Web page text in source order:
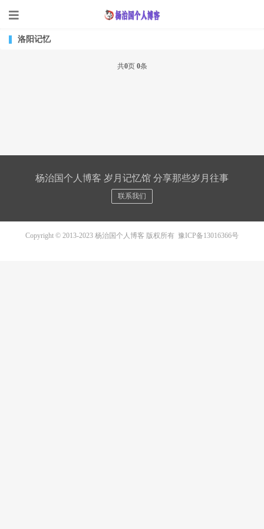
洛阳记忆
共0页 0条
杨治国个人博客 岁月记忆馆 分享那些岁月往事
联系我们
Copyright © 2013-2023 杨治国个人博客 版权所有 豫ICP备13016366号